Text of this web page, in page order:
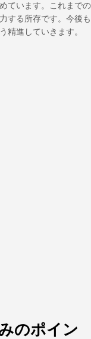
ています。これまでの
する所存です。今後も
精進していきます。
のポイン